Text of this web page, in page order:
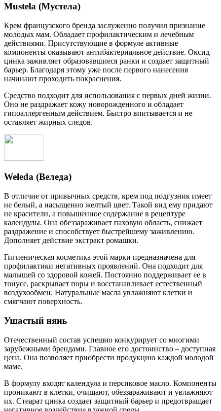
Mustela (Мустела)
Крем французского бренда заслуженно получил признание
молодых мам. Обладает профилактическим и лечебным
действиями. Присутствующие в формуле активные
компоненты оказывают антибактериальное действие. Оксид
цинка заживляет образовавшиеся ранки и создает защитный
барьер. Благодаря этому уже после первого нанесения
начинают проходить покраснения.
Средство подходит для использования с первых дней жизни.
Оно не раздражает кожу новорожденного и обладает
гипоаллергенным действием. Быстро впитывается и не
оставляет жирных следов.
Weleda (Веледа)
В отличие от привычных средств, крем под подгузник имеет
не белый, а насыщенно желтый цвет. Такой вид ему придают
не красители, а повышенное содержание в рецептуре
календулы. Она обеззараживает паховую область, снижает
раздражение и способствует быстрейшему заживлению.
Дополняет действие экстракт ромашки.
Гигиеническая косметика этой марки предназначена для
профилактики негативных проявлений. Она подходит для
малышей со здоровой кожей. Постоянно поддерживает ее в
тонусе, раскрывает поры и восстанавливает естественный
воздухообмен. Натуральные масла увлажняют клетки и
смягчают поверхность.
Ушастый нянь
Отечественный состав успешно конкурирует со многими
зарубежными брендами. Главное его достоинство – доступная
цена. Она позволяет приобрести продукцию каждой молодой
маме.
В формулу входят календула и персиковое масло. Компоненты
проникают в клетки, очищают, обеззараживают и увлажняют
их. Стеарат цинка создает защитный барьер и предотвращает